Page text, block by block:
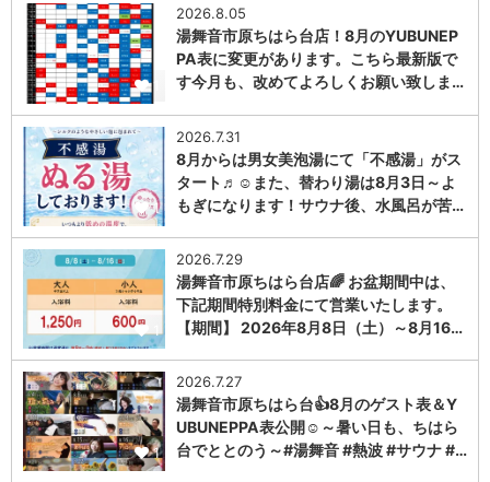
1
2026.8.05
湯舞音市原ちはら台店！8月のYUBUNEP
PA表に変更があります。こちら最新版で
す今月も、改めてよろしくお願い致しま…
1
2026.7.31
8月からは男女美泡湯にて「不感湯」がス
タート♬☺また、替わり湯は8月3日～よ
もぎになります！サウナ後、水風呂が苦…
1
2026.7.29
湯舞音市原ちはら台店🌈 お盆期間中は、
下記期間特別料金にて営業いたします。
【期間】 2026年8月8日（土）～8月16…
1
2026.7.27
湯舞音市原ちはら台👍8月のゲスト表＆Y
UBUNEPPA表公開☺～暑い日も、ちはら
台でととのう～#湯舞音 #熱波 #サウナ #…